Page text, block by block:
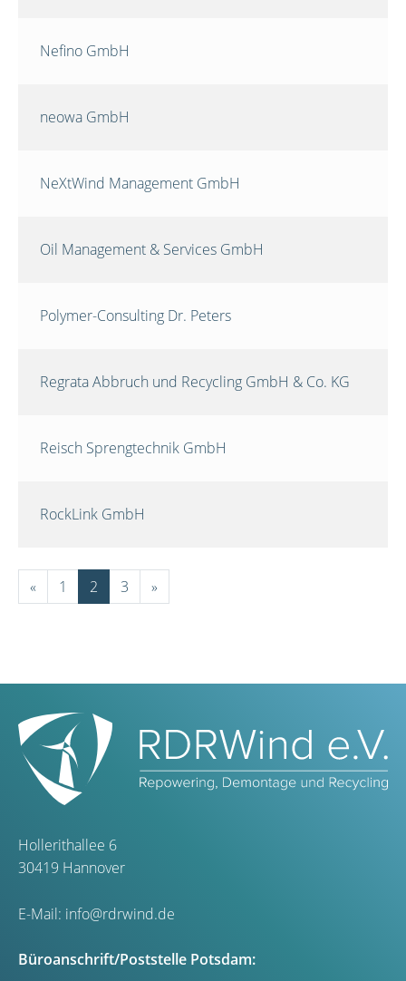
Nefino GmbH
neowa GmbH
NeXtWind Management GmbH
Oil Management & Services GmbH
Polymer-Consulting Dr. Peters
Regrata Abbruch und Recycling GmbH & Co. KG
Reisch Sprengtechnik GmbH
RockLink GmbH
« 1 2 3 »
Hollerithallee 6
30419 Hannover
E-Mail: info@rdrwind.de
Büroanschrift/Poststelle Potsdam: